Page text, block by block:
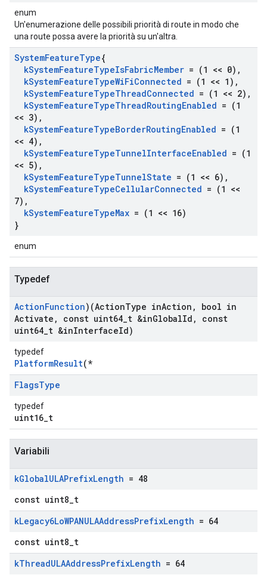
enum
Un'enumerazione delle possibili priorità di route in modo che
una route possa avere la priorità su un'altra.
SystemFeatureType{
kSystemFeatureTypeIsFabricMember = (1 << 0) ,
kSystemFeatureTypeWiFiConnected = (1 << 1) ,
kSystemFeatureTypeThreadConnected = (1 << 2) ,
kSystemFeatureTypeThreadRoutingEnabled = (1
<< 3) ,
kSystemFeatureTypeBorderRoutingEnabled = (1
<< 4) ,
kSystemFeatureTypeTunnelInterfaceEnabled = (1
<< 5) ,
kSystemFeatureTypeTunnelState = (1 << 6) ,
kSystemFeatureTypeCellularConnected = (1 <<
7) ,
kSystemFeatureTypeMax = (1 << 16)
}
enum
Typedef
ActionFunction)(ActionType inAction ,
bool in
Activate , const uint64 t &inGlobalId ,
const
uint64 t &inInterfaceId)
typedef
PlatformResult(*
FlagsType
typedef
uint16_t
Variabili
kGlobalULAPrefixLength = 48
const uint8_t
kLegacy6LoWPANULAAddressPrefixLength = 64
const uint8_t
kThreadULAAddressPrefixLength = 64